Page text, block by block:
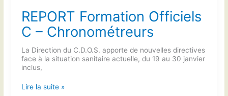
REPORT Formation Officiels
C – Chronométreurs
La Direction du C.D.O.S. apporte de nouvelles directives
face à la situation sanitaire actuelle, du 19 au 30 janvier
inclus,
REPORT
Lire la suite »